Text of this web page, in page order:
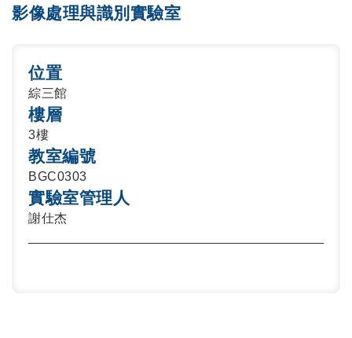
影像處理與識別實驗室
位置
綜三館
樓層
3樓
教室編號
BGC0303
實驗室管理人
謝仕杰